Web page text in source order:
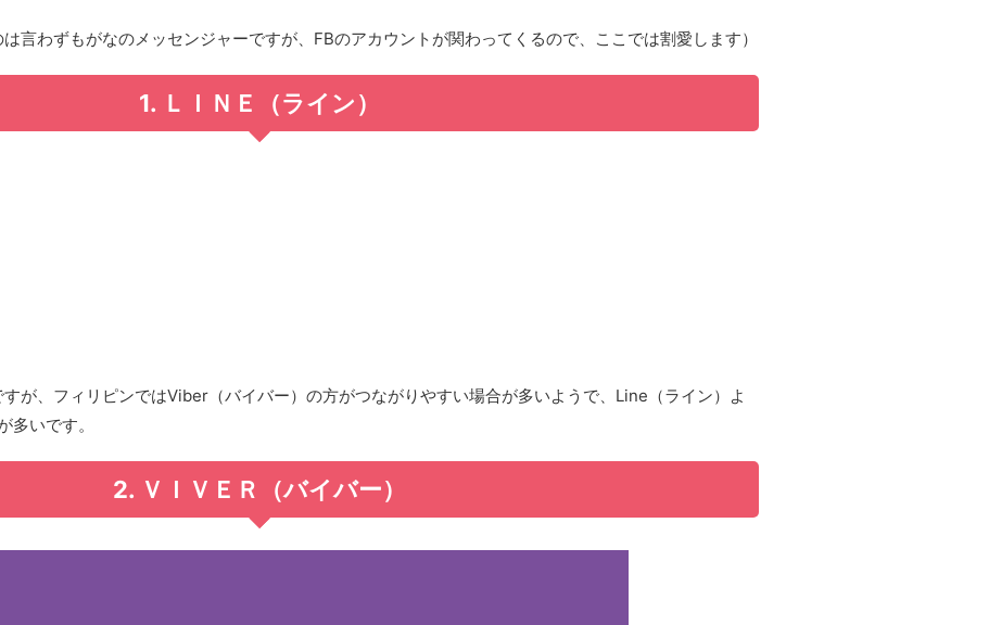
は言わずもがなのメッセンジャーですが、FBのアカウントが関わってくるので、ここでは割愛します）
1. ＬＩＮＥ（ライン）
が、フィリピンではViber（バイバー）の方がつながりやすい場合が多いようで、Line（ライン）よ
多いです。
2. ＶＩＶＥＲ（バイバー）